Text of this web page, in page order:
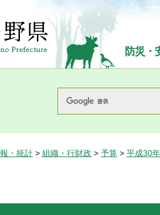
長野県Nagano Prefecture
防災・
・統計 > 組織・行財政 > 予算 > 平成30